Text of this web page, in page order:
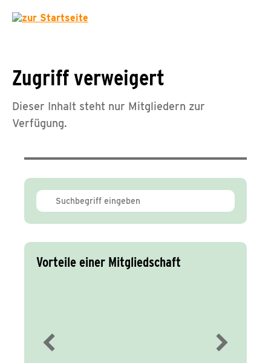
Zugriff verweigert
Dieser Inhalt steht nur Mitgliedern zur
Verfügung.
Vorteile einer Mitgliedschaft